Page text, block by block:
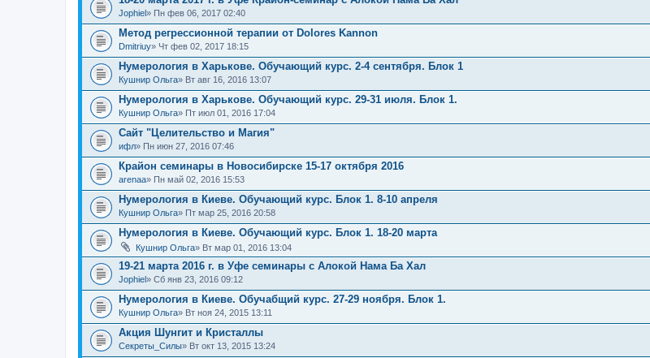
Jophiel» Пн фев 06, 2017 02:40
Метод регрессионной терапии от Dolores Kannon
Dmitriuy» Чт фев 02, 2017 18:15
Нумерология в Харькове. Обучающий курс. 2-4 сентября. Блок 1
Кушнир Ольга» Вт авг 16, 2016 13:07
Нумерология в Харькове. Обучающий курс. 29-31 июля. Блок 1.
Кушнир Ольга» Пт июл 01, 2016 17:04
Сайт "Целительство и Магия"
ифл» Пн июн 27, 2016 07:46
Крайон семинары в Новосибирске 15-17 октября 2016
arenaa» Пн май 02, 2016 15:53
Нумерология в Киеве. Обучающий курс. Блок 1. 8-10 апреля
Кушнир Ольга» Пт мар 25, 2016 20:58
Нумерология в Киеве. Обучающий курс. Блок 1. 18-20 марта
Кушнир Ольга» Вт мар 01, 2016 13:04
19-21 марта 2016 г. в Уфе семинары с Алокой Нама Ба Хал
Jophiel» Сб янв 23, 2016 09:12
Нумерология в Киеве. Обучабщий курс. 27-29 ноября. Блок 1.
Кушнир Ольга» Вт ноя 24, 2015 13:11
Акция Шунгит и Кристаллы
Секреты_Силы» Вт окт 13, 2015 13:24